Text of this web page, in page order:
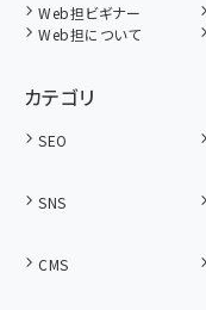
Web担ビギナー
Web担について
カテゴリ
SEO
SNS
CMS